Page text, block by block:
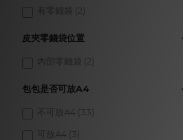
有零錢袋 (2)
皮夾零錢袋位置
內部零錢袋 (2)
包包是否可放A4
不可放A4 (33)
可放A4 (3)